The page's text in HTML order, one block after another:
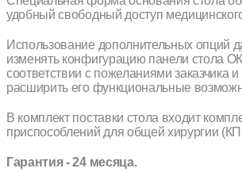
удобный свободный доступ
Использование дополнительных опций
изменять конфигурацию панели
соответствии с пожеланиями заказчика
расширить его функциональные
В комплект поставки стола входит
приспособлений для общей хирургии
Гарантия - 24 месяца.